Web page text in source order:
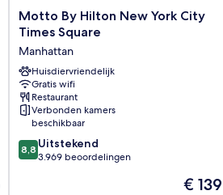
Motto
By
New
York
City
Times
Square
Manhattan
Motto By Hilton New York City
Times Square
Manhattan
Huisdiervriendelijk
Gratis wifi
Restaurant
Verbonden kamers
beschikbaar
8.8
van
8,8 Uitstekend
3.969 beoordelingen
De
€ 139